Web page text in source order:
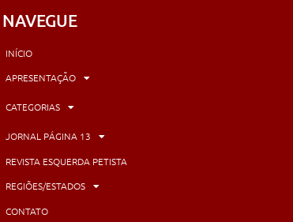
NAVEGUE
INÍCIO
APRESENTAÇÃO
CATEGORIAS
JORNAL PÁGINA 13
REVISTA ESQUERDA PETISTA
REGIÕES/ESTADOS
CONTATO